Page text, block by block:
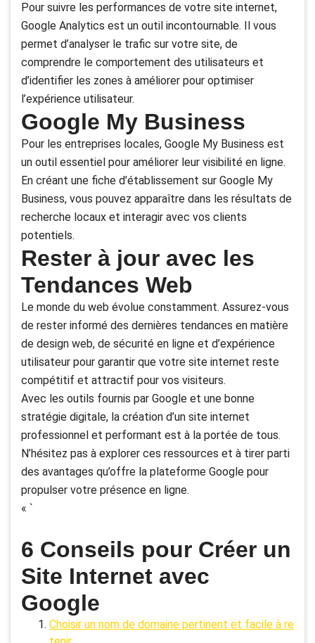
Pour suivre les performances de votre site internet,
Google Analytics est un outil incontournable. Il vous
permet d’analyser le trafic sur votre site, de
comprendre le comportement des utilisateurs et
d’identifier les zones à améliorer pour optimiser
l’expérience utilisateur.
Google My Business
Pour les entreprises locales, Google My Business est
un outil essentiel pour améliorer leur visibilité en ligne.
En créant une fiche d’établissement sur Google My
Business, vous pouvez apparaître dans les résultats de
recherche locaux et interagir avec vos clients
potentiels.
Rester à jour avec les
Tendances Web
Le monde du web évolue constamment. Assurez-vous
de rester informé des dernières tendances en matière
de design web, de sécurité en ligne et d’expérience
utilisateur pour garantir que votre site internet reste
compétitif et attractif pour vos visiteurs.
Avec les outils fournis par Google et une bonne
stratégie digitale, la création d’un site internet
professionnel et performant est à la portée de tous.
N’hésitez pas à explorer ces ressources et à tirer parti
des avantages qu’offre la plateforme Google pour
propulser votre présence en ligne.
« `
6 Conseils pour Créer un
Site Internet avec
Google
Choisir un nom de domaine pertinent et facile à re